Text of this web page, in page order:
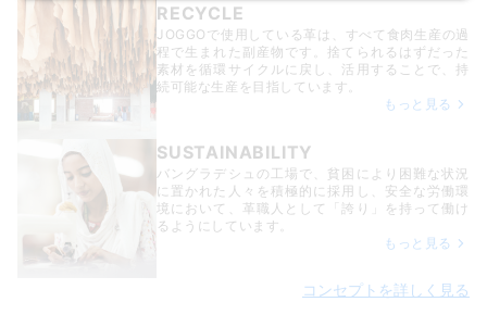
RECYCLE
JOGGOで使用している革は、すべて食肉生産の過
程で生まれた副産物です。捨てられるはずだった
素材を循環サイクルに戻し、活用することで、持
続可能な生産を目指しています。
もっと見る
SUSTAINABILITY
バングラデシュの工場で、貧困により困難な状況
に置かれた人々を積極的に採用し、安全な労働環
境において、革職人として「誇り」を持って働け
るようにしています。
もっと見る
コンセプトを詳しく見る